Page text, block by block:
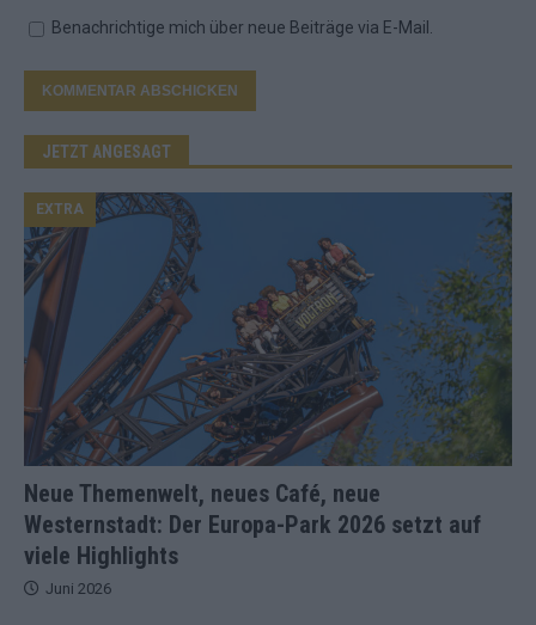
Benachrichtige mich über neue Beiträge via E-Mail.
JETZT ANGESAGT
Neue Themenwelt, neues Café, neue
Westernstadt: Der Europa-Park 2026 setzt auf
viele Highlights
EXTRA
Juni 2026